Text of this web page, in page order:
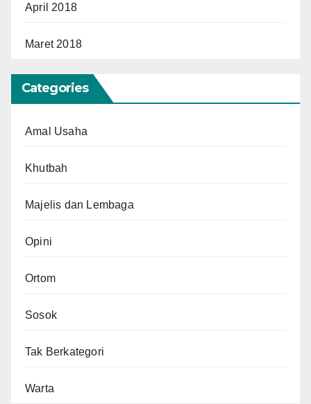
April 2018
Maret 2018
Categories
Amal Usaha
Khutbah
Majelis dan Lembaga
Opini
Ortom
Sosok
Tak Berkategori
Warta